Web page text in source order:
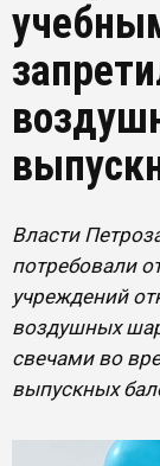
Власти
потребовали
учреждений
воздушных
свечами во
выпускных